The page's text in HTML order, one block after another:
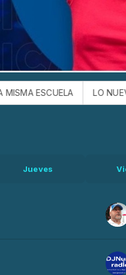
LO NUEVO: MOA
Jueves